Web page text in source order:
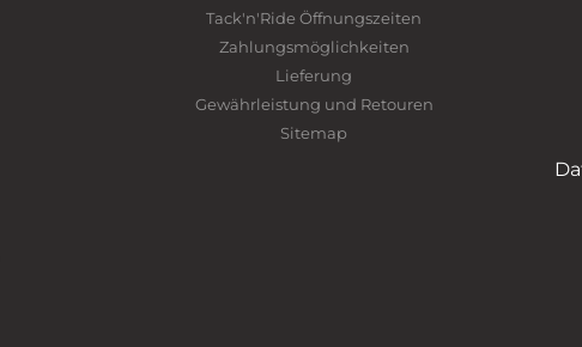
Tack'n'Ride Öffnungszeiten
Zahlungsmöglichkeiten
Lieferung
Gewährleistung und Retouren
Sitemap